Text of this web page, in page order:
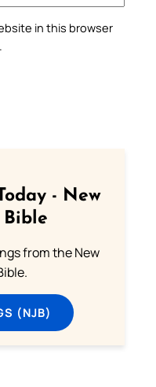
in this browser
- New
Bible
from the New
(NJB)